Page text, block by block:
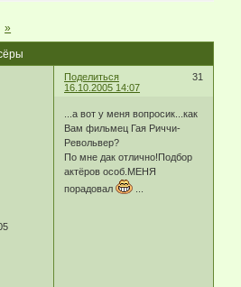
»
Поделиться
31
16.10.2005 14:07
...а вот у меня вопросик...как
Вам фильмец Гая Риччи-
Револьвер?
По мне дак отлично!Подбор
актёров особ.МЕНЯ
порадовал